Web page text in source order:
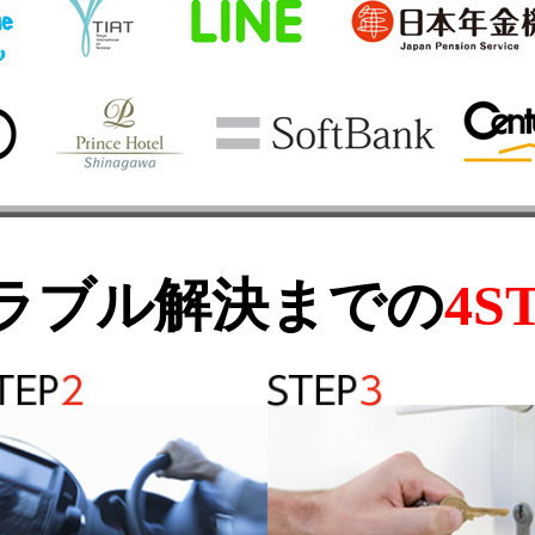
ブル解決までの